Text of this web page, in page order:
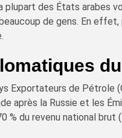
des États arabes
de gens. En
Exportateurs de Pétrole
après la Russie et les
du revenu national brut